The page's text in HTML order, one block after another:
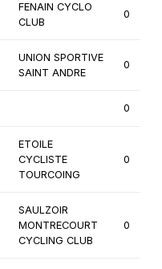
FENAIN CYCLO
CLUB
0
UNION SPORTIVE
SAINT ANDRE
0
0
ETOILE
CYCLISTE
TOURCOING
0
SAULZOIR
MONTRECOURT
CYCLING CLUB
0